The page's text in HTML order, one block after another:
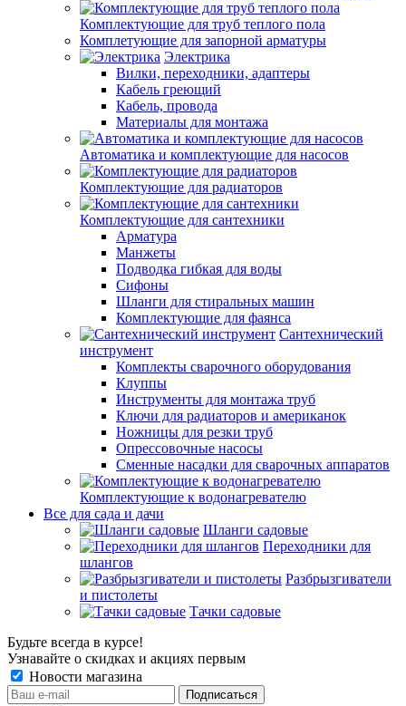
Комплектующие для труб теплого пола
Комплетующие для запорной арматуры
Электрика
Вилки, переходники, адаптеры
Кабель греющий
Кабель, провода
Материалы для монтажа
Автоматика и комплектующие для насосов
Комплектующие для радиаторов
Комплектующие для сантехники
Арматура
Манжеты
Подводка гибкая для воды
Сифоны
Шланги для стиральных машин
Комплектующие для фаянса
Сантехнический
инструмент
Комплекты сварочного оборудования
Клуппы
Инструменты для монтажа труб
Ключи для радиаторов и американок
Ножницы для резки труб
Опрессовочные насосы
Сменные насадки для сварочных аппаратов
Комплектующие к водонагревателю
Все для сада и дачи
Шланги садовые
Переходники для
шлангов
Разбрызгиватели
и пистолеты
Тачки садовые
Будьте всегда в курсе!
Узнавайте о скидках и акциях первым
Новости магазина